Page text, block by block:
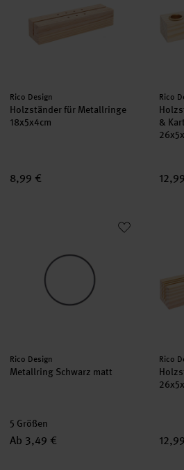
Hersteller:
Rico Design
Holzständer für Metallringe
18x5x4cm
8,99 €
Rico
&
Metallring Schwarz matt
Hersteller:
Rico Design
Metallring Schwarz matt
5 Größen
Ab 3,49 €
Rico